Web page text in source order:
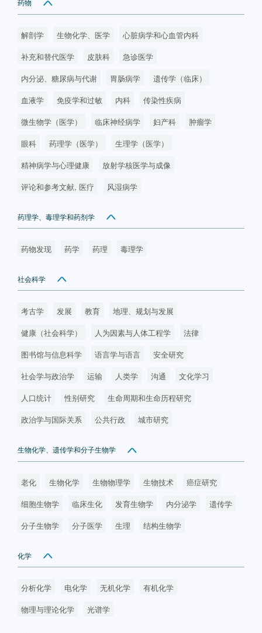
药物
解剖学 生物化学、医学
心脏病学和心血管内科
补充和替代医学
皮肤科
急诊医学
内分泌、糖尿病与代谢
胃肠病学
遗传学（临床）
血液学
免疫学和过敏 内科
传染性疾病
微生物学（医学）
临床神经病学 妇产科
肿瘤学
眼科
药理学（医学）
生理学（医学）
精神病学与心理健康
放射学核医学与成像
评论和参考文献, 医疗
风湿病学
药理学、毒理学和药剂学
药物发现 药学 药理 毒理学
社会科学
考古学 发展 教育
地理、规划与发展
健康（社会科学）
人为因素与人体工程学
法律
图书馆与信息科学
语言学与语言
安全研究
社会学与政治学
运输 人类学 沟通
文化学习
人口统计
性别研究
生命周期和生命历程研究
政治学与国际关系
公共行政 城市研究
生物化学、遗传学和分子生物学
老化 生物化学 生物物理学 生物技术
癌症研究
细胞生物学
临床生化 发育生物学 内分泌学
遗传学
分子生物学
分子医学 生理 结构生物学
化学
分析化学 电化学 无机化学
有机化学
物理与理论化学
光谱学